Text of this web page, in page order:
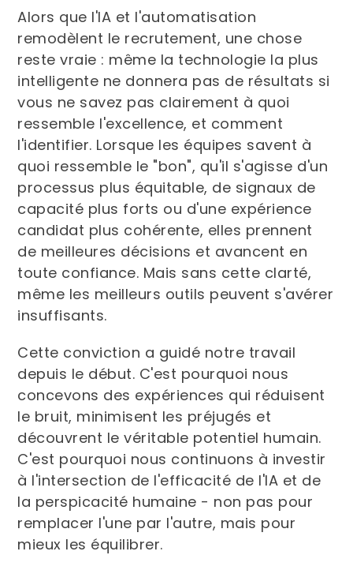
Alors que l'IA et l'automatisation
remodèlent le recrutement, une chose
reste vraie : même la technologie la plus
intelligente ne donnera pas de résultats si
vous ne savez pas clairement à quoi
ressemble l'excellence, et comment
l'identifier. Lorsque les équipes savent à
quoi ressemble le "bon", qu'il s'agisse d'un
processus plus équitable, de signaux de
capacité plus forts ou d'une expérience
candidat plus cohérente, elles prennent
de meilleures décisions et avancent en
toute confiance. Mais sans cette clarté,
même les meilleurs outils peuvent s'avérer
insuffisants.
Cette conviction a guidé notre travail
depuis le début. C'est pourquoi nous
concevons des expériences qui réduisent
le bruit, minimisent les préjugés et
découvrent le véritable potentiel humain.
C'est pourquoi nous continuons à investir
à l'intersection de l'efficacité de l'IA et de
la perspicacité humaine - non pas pour
remplacer l'une par l'autre, mais pour
mieux les équilibrer.